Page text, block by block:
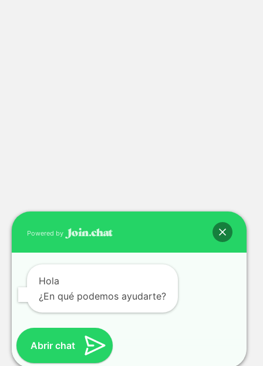
Powered by
Hola
¿En qué podemos ayudarte?
Abrir chat